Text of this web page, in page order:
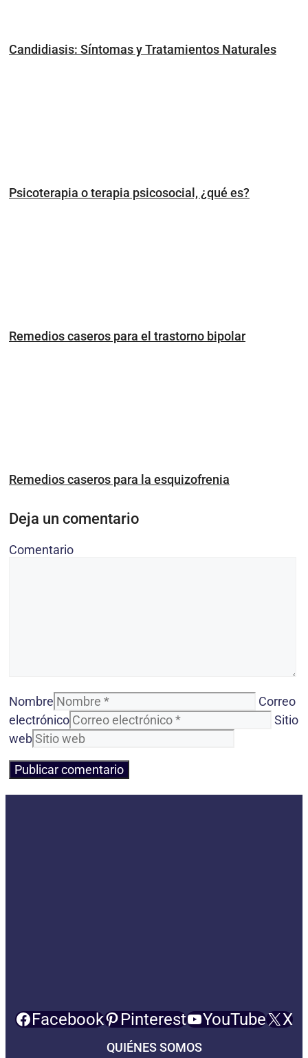
Candidiasis: Síntomas y Tratamientos Naturales
Psicoterapia o terapia psicosocial, ¿qué es?
Remedios caseros para el trastorno bipolar
Remedios caseros para la esquizofrenia
Deja un comentario
Comentario
Nombre
Correo
electrónico
Sitio
web
Facebook Pinterest YouTube X
QUIÉNES SOMOS